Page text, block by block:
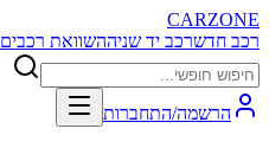
CARZONE
רכב חדשרכב יד שניההשוואת רכבים
הרשמה/התחברות